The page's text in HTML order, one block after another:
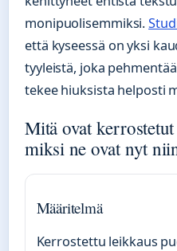
monipuolisemmiksi.
että kyseessä on yksi
tyyleistä, joka
tekee hiuksista helposti
Mitä ovat
miksi ne ovat nyt
Määritelmä
Kerrostettu leikkaus